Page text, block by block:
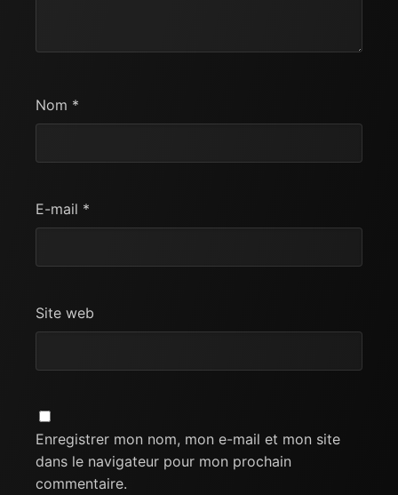
Nom *
E-mail *
Site web
Enregistrer mon nom, mon e-mail et mon site
dans le navigateur pour mon prochain
commentaire.